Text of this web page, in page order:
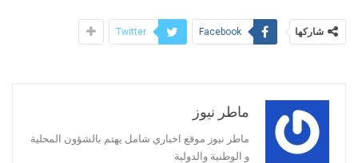
شاركها Facebook
Twitter
ماطر نيوز
ماطر نيوز موقع اخباري شامل يهتم بالشؤون المحلية
و الوطنية والدولية